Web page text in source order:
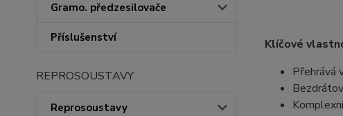
Gramo. předzesilovače
Příslušenství
REPROSOUSTAVY
Reprosoustavy
Klíčové
Přehrává